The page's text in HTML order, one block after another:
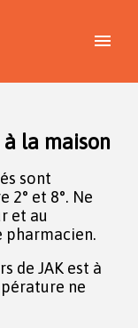
la maison
sont
2° et 8°. Ne
et au
pharmacien.
de JAK est à
ne